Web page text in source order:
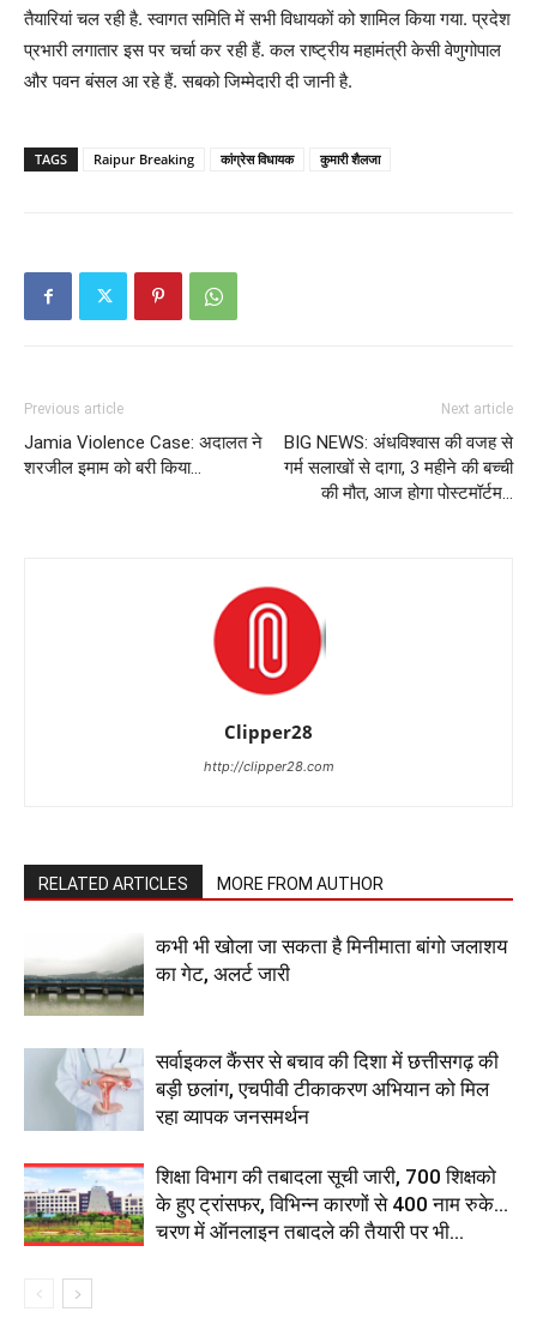
तैयारियां चल रही है. स्वागत समिति में सभी विधायकों को शामिल किया गया. प्रदेश
प्रभारी लगातार इस पर चर्चा कर रही हैं. कल राष्ट्रीय महामंत्री केसी वेणुगोपाल
और पवन बंसल आ रहे हैं. सबको जिम्मेदारी दी जानी है.
TAGS Raipur Breaking कांग्रेस विधायक कुमारी शैलजा
Previous article
Jamia Violence Case: अदालत ने
शरजील इमाम को बरी किया…
Next article
BIG NEWS: अंधविश्वास की वजह से
गर्म सलाखों से दागा, 3 महीने की बच्ची
की मौत, आज होगा पोस्टमॉर्टम…
Clipper28
http://clipper28.com
RELATED ARTICLES MORE FROM AUTHOR
कभी भी खोला जा सकता है मिनीमाता बांगो जलाशय
का गेट, अलर्ट जारी
सर्वाइकल कैंसर से बचाव की दिशा में छत्तीसगढ़ की
बड़ी छलांग, एचपीवी टीकाकरण अभियान को मिल
रहा व्यापक जनसमर्थन
शिक्षा विभाग की तबादला सूची जारी, 700 शिक्षको
के हुए ट्रांसफर, विभिन्न कारणों से 400 नाम रुके…
चरण में ऑनलाइन तबादले की तैयारी पर भी...